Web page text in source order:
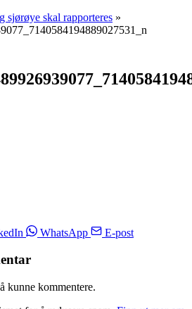
sjørøye skal rapporteres »
WhatsApp E-post
kunne kommentere.